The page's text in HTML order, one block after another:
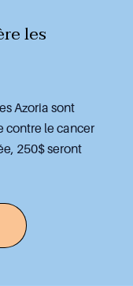
les
Azoria sont
contre le cancer
250$ seront